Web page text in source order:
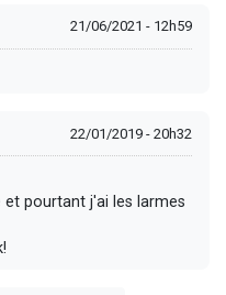
21/06/2021 - 12h59
22/01/2019 - 20h32
pourtant j'ai les larmes